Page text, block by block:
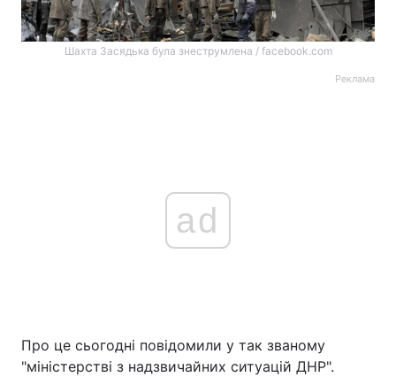
Шахта Засядька була знеструмлена / facebook.com
Реклама
ad
Про це сьогодні повідомили у так званому
"міністерстві з надзвичайних ситуацій ДНР".